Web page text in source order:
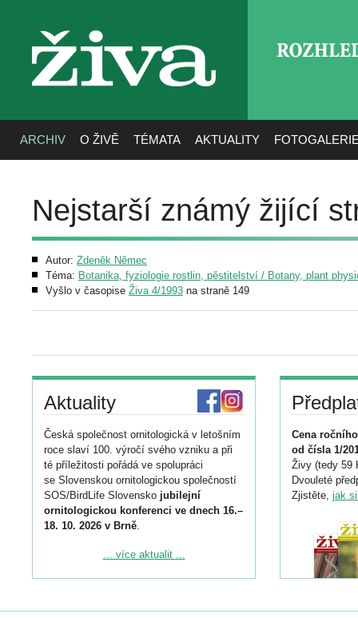
živa
ARCHIV O ŽIVĚ TÉMATA AKTUALITY
Nejstarší známý žijící
Autor: Zdeněk Němec
Téma: Botanika, fyziologie rostlin, pěstitelství / Botany, plant
Vyšlo v časopise Živa 4/1993 na straně 149
Aktuality
Česká společnost ornitologická v letošním
roce slaví 100. výročí svého vzniku a při
té příležitosti pořádá ve spolupráci
se Slovenskou ornitologickou společností
SOS/BirdLife Slovensko jubilejní
ornitologickou konferenci ve dnech 16.–
18. 10. 2026 v Brně.
Podrobnější informace ke konferenci
Registrovat se můžete do 6. září.
... více aktualit ...
Cena
od čísla 1/
Živy (tedy 59
Dvouleté
Zjistěte, jak